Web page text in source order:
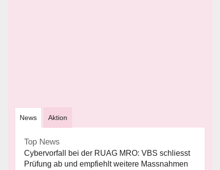
News Aktion
Top News
Cybervorfall bei der RUAG MRO: VBS schliesst
Prüfung ab und empfiehlt weitere Massnahmen